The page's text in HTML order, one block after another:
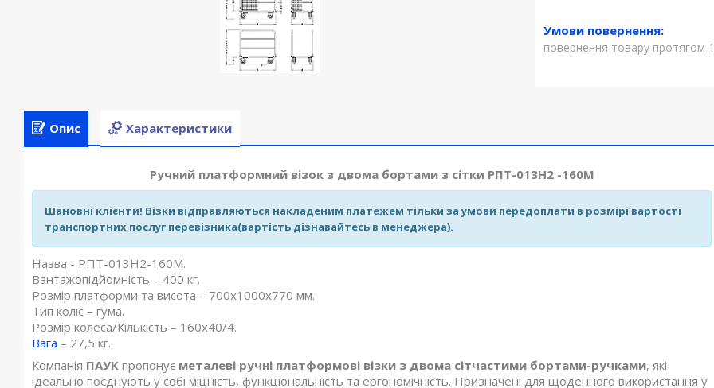
повернення товару протягом
Опис Характеристики
Ручний платформний візок з двома бортами з сітки РПТ-013Н2 -160М
Шановні клієнти! Візки відправляються накладеним платежем тільки за умови передоплати в розмірі вартості
транспортних послуг перевізника(вартість дізнавайтесь в менеджера).
Назва - РПТ-013Н2-160М.
Вантажопідйомність – 400 кг.
Розмір платформи та висота – 700х1000х770 мм.
Тип коліс – гума.
Розмір колеса/Кількість – 160х40/4.
Вага – 27,5 кг.
Компанія ПАУК пропонує металеві ручні платформові візки з двома сітчастими бортами-ручками, які
ідеально поєднують у собі міцність, функціональність та ергономічність. Призначені для щоденного використання у